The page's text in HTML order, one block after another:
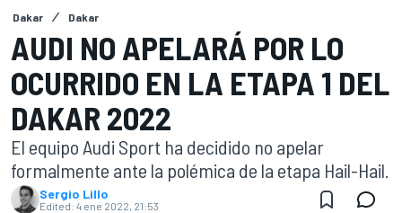
Dakar Dakar
AUDI NO APELARÁ POR LO
OCURRIDO EN LA ETAPA 1 DEL
DAKAR 2022
El equipo Audi Sport ha decidido no apelar
formalmente ante la polémica de la etapa Hail-Hail.
Sergio Lillo
Edited: 4 ene 2022, 21:53